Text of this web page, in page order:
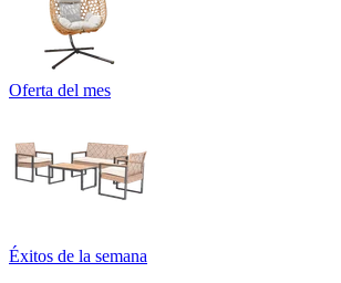
Oferta del mes
Éxitos de la semana